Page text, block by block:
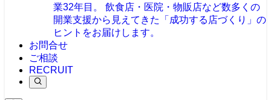
業32年目。 飲食店・医院・物販店など数多くの
開業支援から見えてきた「成功する店づくり」の
ヒントをお届けします。
お問合せ
ご相談
RECRUIT